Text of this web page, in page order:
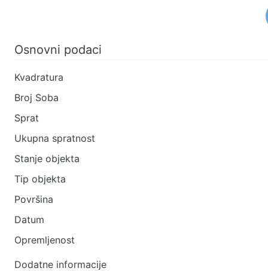
Osnovni podaci
Kvadratura
Broj Soba
Sprat
Ukupna spratnost
Stanje objekta
Tip objekta
Površina
Datum
Opremljenost
Dodatne informacije